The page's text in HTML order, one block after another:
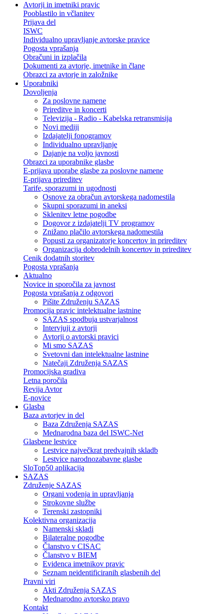
Avtorji in imetniki pravic
Pooblastilo in včlanitev
Prijava del
ISWC
Individualno upravljanje avtorske pravice
Pogosta vprašanja
Obračuni in izplačila
Dokumenti za avtorje, imetnike in člane
Obrazci za avtorje in založnike
Uporabniki
Dovoljenja
Za poslovne namene
Prireditve in koncerti
Televizija - Radio - Kabelska retransmisija
Novi mediji
Izdajatelji fonogramov
Individualno upravljanje
Dajanje na voljo javnosti
Obrazci za uporabnike glasbe
E-prijava uporabe glasbe za poslovne namene
E-prijava prireditev
Tarife, sporazumi in ugodnosti
Osnove za obračun avtorskega nadomestila
Skupni sporazumi in aneksi
Sklenitev letne pogodbe
Dogovor z izdajatelji TV programov
Znižano plačilo avtorskega nadomestila
Popusti za organizatorje koncertov in prireditev
Organizacija dobrodelnih koncertov in prireditev
Cenik dodatnih storitev
Pogosta vprašanja
Aktualno
Novice in sporočila za javnost
Pogosta vprašanja z odgovori
Pišite Združenju SAZAS
Promocija pravic intelektualne lastnine
SAZAS spodbuja ustvarjalnost
Intervjuji z avtorji
Avtorji o avtorski pravici
Mi smo SAZAS
Svetovni dan intelektualne lastnine
Natečaji Združenja SAZAS
Promocijska gradiva
Letna poročila
Revija Avtor
E-novice
Glasba
Baza avtorjev in del
Baza Združenja SAZAS
Mednarodna baza del ISWC-Net
Glasbene lestvice
Lestvice največkrat predvajnih skladb
Lestvice narodnozabavne glasbe
SloTop50 aplikacija
SAZAS
Združenje SAZAS
Organi vodenja in upravljanja
Strokovne službe
Terenski zastopniki
Kolektivna organizacija
Namenski skladi
Bilateralne pogodbe
Članstvo v CISAC
Članstvo v BIEM
Evidenca imetnikov pravic
Seznam neidentificiranih glasbenih del
Pravni viri
Akti Združenja SAZAS
Mednarodno avtorsko pravo
Kontakt